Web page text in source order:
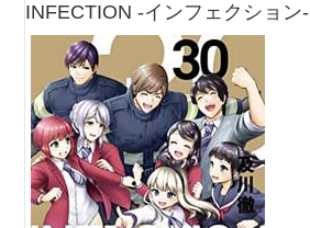
INFECTION -インフェクション